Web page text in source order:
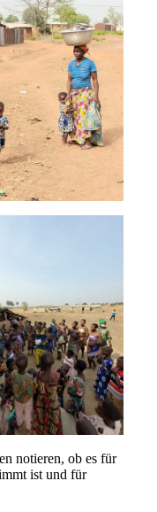
notieren, ob es für
ist und für